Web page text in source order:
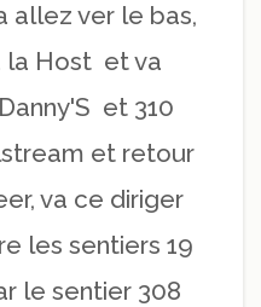
allez ver le bas,
la Host et va
et 310
et retour
va ce diriger
les sentiers 19
le sentier 308